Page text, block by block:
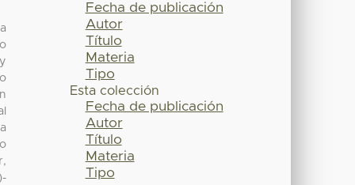
Fecha de publicación
Autor
Título
Materia
Tipo
Esta colección
Fecha de publicación
Autor
Título
Materia
Tipo